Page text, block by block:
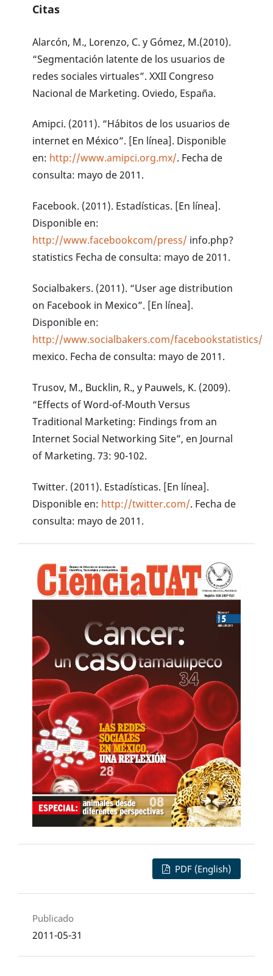
Citas
Alarcón, M., Lorenzo, C. y Gómez, M.(2010).
“Segmentación latente de los usuarios de
redes sociales virtuales”. XXII Congreso
Nacional de Marketing. Oviedo, España.
Amipci. (2011). “Hábitos de los usuarios de
internet en México”. [En línea]. Disponible
en: http://www.amipci.org.mx/. Fecha de
consulta: mayo de 2011.
Facebook. (2011). Estadísticas. [En línea].
Disponible en:
http://www.facebookcom/press/ info.php?
statistics Fecha de consulta: mayo de 2011.
Socialbakers. (2011). “User age distribution
on Facebook in Mexico”. [En línea].
Disponible en:
http://www.socialbakers.com/facebookstatistics/
mexico. Fecha de consulta: mayo de 2011.
Trusov, M., Bucklin, R., y Pauwels, K. (2009).
“Effects of Word-of-Mouth Versus
Traditional Marketing: Findings from an
Internet Social Networking Site”, en Journal
of Marketing. 73: 90-102.
Twitter. (2011). Estadísticas. [En línea].
Disponible en: http://twitter.com/. Fecha de
consulta: mayo de 2011.
PDF (English)
Publicado
2011-05-31